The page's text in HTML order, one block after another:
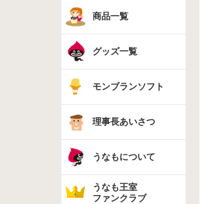
商品一覧
グッズ一覧
モンブランソフト
理事長あいさつ
うなもについて
うなも王室
ファンクラブ